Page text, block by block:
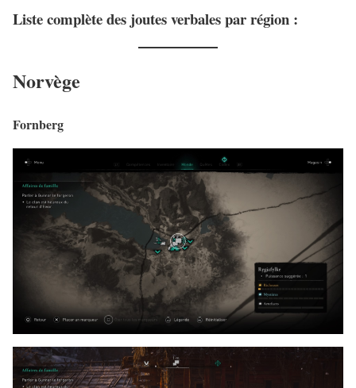
Liste complète des joutes verbales par région :
Norvège
Fornberg